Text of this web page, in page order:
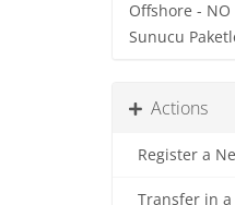
Offshore - NO
Sunucu
Actions
Register a
Transfer in a